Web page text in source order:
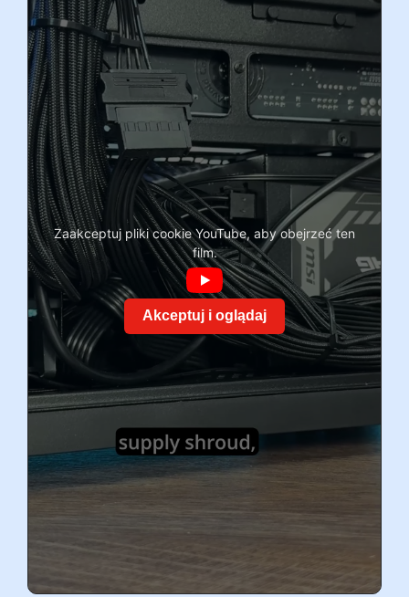
Zaakceptuj pliki cookie YouTube, aby obejrzeć ten
film.
Akceptuj i oglądaj